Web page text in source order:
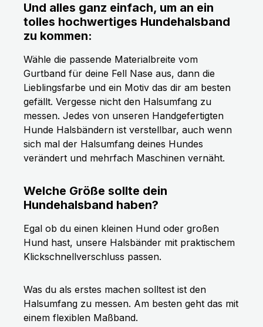
Und alles ganz einfach, um an ein
tolles hochwertiges Hundehalsband
zu kommen:
Wähle die passende Materialbreite vom
Gurtband für deine Fell Nase aus, dann die
Lieblingsfarbe und ein Motiv das dir am besten
gefällt. Vergesse nicht den Halsumfang zu
messen. Jedes von unseren Handgefertigten
Hunde Halsbändern ist verstellbar, auch wenn
sich mal der Halsumfang deines Hundes
verändert und mehrfach Maschinen vernäht.
Welche Größe sollte dein
Hundehalsband haben?
Egal ob du einen kleinen Hund oder großen
Hund hast, unsere Halsbänder mit praktischem
Klickschnellverschluss passen.
Was du als erstes machen solltest ist den
Halsumfang zu messen. Am besten geht das mit
einem flexiblen Maßband.